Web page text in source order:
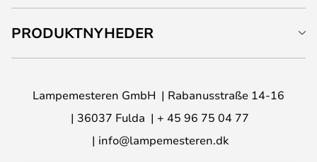
PRODUKTNYHEDER
Lampemesteren GmbH
Rabanusstraße 14-16
36037 Fulda
+ 45 96 75 04 77
info@lampemesteren.dk